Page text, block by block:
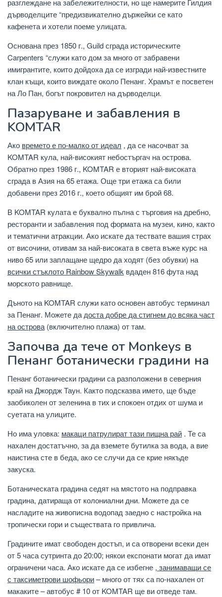
разглеждане на забележителности, но ще намерите Гилдия
дърводелците “предизвикателно държейки се като
кафенета и хотели поеме улицата.
Основана през 1850 г., Guild сграда историческите
Carpenters “служи като дом за много от забравени
имигрантите, които дойдоха да се изгради най-известните
клан къщи, които виждате около Пенанг. Храмът е посветен
на Ло Пан, богът покровител на дърводелци.
Пазаруване и забавления в
KOMTAR
Ако времето е по-малко от идеал , да се насочват за
KOMTAR кула, най-високият небостъргач на острова.
Обратно през 1986 г., KOMTAR е вторият най-високата
сграда в Азия на 65 етажа. Още три етажа са били
добавени през 2016 г., което общият им брой 68.
В KOMTAR кулата е буквално пълна с търговия на дребно,
ресторанти и забавления под формата на музеи, кино, както
и тематични атракции. Ако искате да тествате вашия страх
от височини, отивам за най-високата в света въже курс на
ниво 65 или заплащане щедро да ходят (без обувки) на
всички стъклото Rainbow Skywalk вдаден 816 фута над
морското равнище.
Дъното на KOMTAR служи като основен автобус терминал
за Пенанг. Можете да доста добре да стигнем до всяка част
на острова (включително плажа) от там.
Започва да тече от Monkeys в
Пенанг ботанически градини на
Пенанг ботанически градини са разположени в северния
край на Джордж Таун. Както подсказва името, ще бъде
заобиколен от зеленина в тих и спокоен отдих от шума и
суетата на улиците.
Но има уловка: макаци патрулират тази пищна рай . Те са
нахален достатъчно, за да вземете бутилка за вода, а вие
наистина сте в беда, ако се случи да се крие някъде
закуска.
Ботаническата градина седят на мястото на подправка
градина, датираща от колониални дни. Можете да се
насладите на живописна водопад заедно с настройка на
тропически гори и съществата го привлича.
Градините имат свободен достъп, и са отворени всеки ден
от 5 часа сутринта до 20:00; някои експонати могат да имат
ограничени часа. Ако искате да се избегне , занимаващи се
с таксиметрови шофьори– много от тях са по-нахален от
макаките – автобус # 10 от KOMTAR ще ви отведе там.